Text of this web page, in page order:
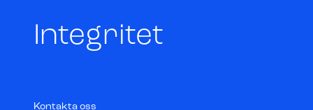
Integritet
Kontakta oss